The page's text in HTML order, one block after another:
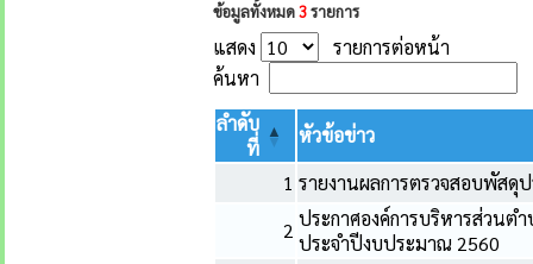
ข้อมูลทั้งหมด3รายการ
แสดง
รายการต่อหน้า
ค้นหา
ลำดับ
ที่
หัวข้อข่าว
1 รายงานผลการตรวจสอบพัส
2 ประกาศองค์การบริหารส่วนต
ประจำปีงบประมาณ 2560